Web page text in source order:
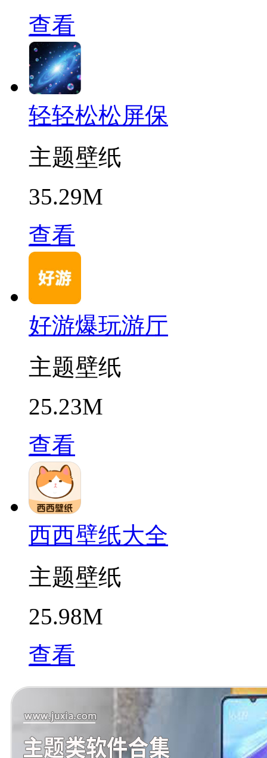
查看
轻轻松松屏保
主题壁纸
35.29M
查看
好游爆玩游厅
主题壁纸
25.23M
查看
西西壁纸大全
主题壁纸
25.98M
查看